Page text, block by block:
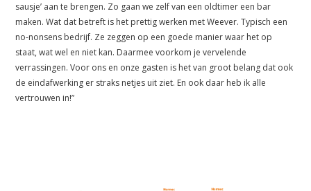
sausje’ aan te brengen. Zo gaan we zelf van een oldtimer een bar
maken. Wat dat betreft is het prettig werken met Weever. Typisch een
no-nonsens bedrijf. Ze zeggen op een goede manier waar het op
staat, wat wel en niet kan. Daarmee voorkom je vervelende
verrassingen. Voor ons en onze gasten is het van groot belang dat ook
de eindafwerking er straks netjes uit ziet. En ook daar heb ik alle
vertrouwen in!”